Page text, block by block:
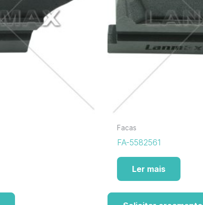
Facas
FA-5582561
Ler mais